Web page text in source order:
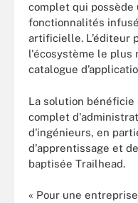
complet qui
fonctionnalités
artificielle. L’éditeur
l'écosystème le plus
catalogue
La solution bénéficie
complet
d'ingénieurs, en
d'apprentissage et
baptisée Trailhead.
« Pour une